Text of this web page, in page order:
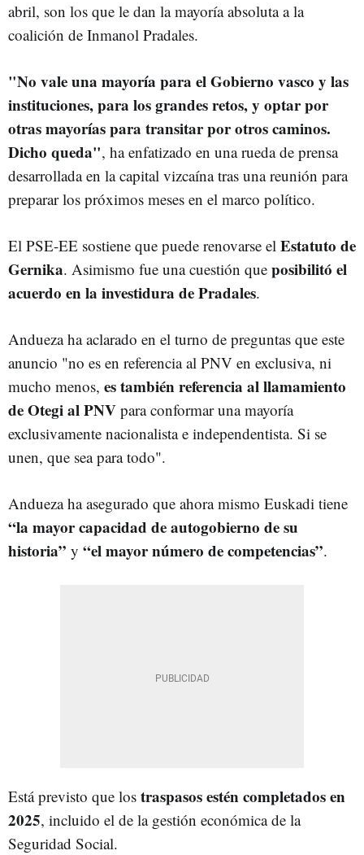
abril, son los que le dan la mayoría absoluta a la
coalición de Inmanol Pradales.
"No vale una mayoría para el Gobierno vasco y las
instituciones, para los grandes retos, y optar por
otras mayorías para transitar por otros caminos.
Dicho queda", ha enfatizado en una rueda de prensa
desarrollada en la capital vizcaína tras una reunión para
preparar los próximos meses en el marco político.
El PSE-EE sostiene que puede renovarse el Estatuto de
Gernika. Asimismo fue una cuestión que posibilitó el
acuerdo en la investidura de Pradales.
Andueza ha aclarado en el turno de preguntas que este
anuncio "no es en referencia al PNV en exclusiva, ni
mucho menos, es también referencia al llamamiento
de Otegi al PNV para conformar una mayoría
exclusivamente nacionalista e independentista. Si se
unen, que sea para todo".
Andueza ha asegurado que ahora mismo Euskadi tiene
“la mayor capacidad de autogobierno de su
historia” y “el mayor número de competencias”.
Está previsto que los traspasos estén completados en
2025, incluido el de la gestión económica de la
Seguridad Social.